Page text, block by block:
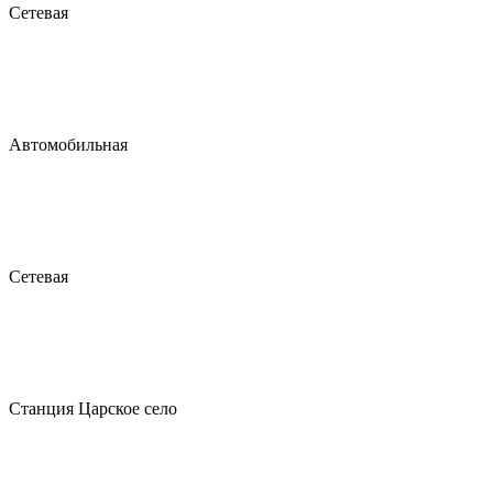
Сетевая
Автомобильная
Сетевая
Станция Царское село